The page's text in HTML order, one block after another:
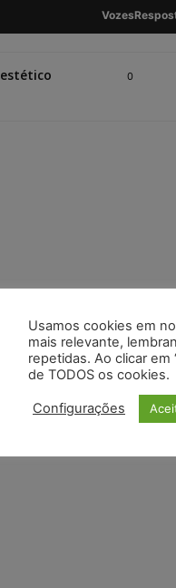
Vozes
0
Usamos cookies em
mais relevante,
repetidas. Ao clicar em
de TODOS os cookies.
Configurações